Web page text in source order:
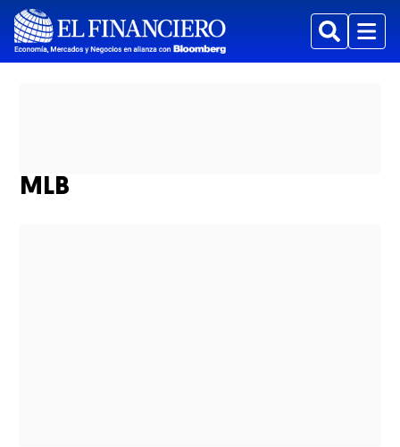
BuscarMenu
MLB